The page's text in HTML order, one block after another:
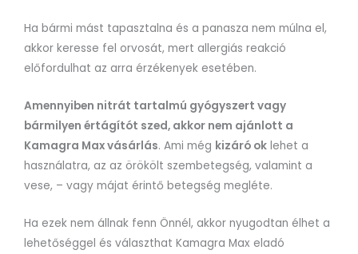
Ha bármi mást tapasztalna és a panasza nem múlna el,
akkor keresse fel orvosát, mert allergiás reakció
előfordulhat az arra érzékenyek esetében.
Amennyiben nitrát tartalmú gyógyszert vagy
bármilyen értágítót szed, akkor nem ajánlott a
Kamagra Max vásárlás. Ami még kizáró ok lehet a
használatra, az az örökölt szembetegség, valamint a
vese, – vagy májat érintő betegség megléte.
Ha ezek nem állnak fenn Önnél, akkor nyugodtan élhet a
lehetőséggel és választhat Kamagra Max eladó